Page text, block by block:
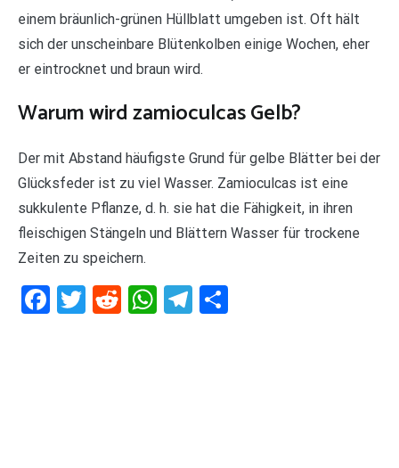
einem bräunlich-grünen Hüllblatt umgeben ist. Oft hält
sich der unscheinbare Blütenkolben einige Wochen, eher
er eintrocknet und braun wird.
Warum wird zamioculcas Gelb?
Der mit Abstand häufigste Grund für gelbe Blätter bei der
Glücksfeder ist zu viel Wasser. Zamioculcas ist eine
sukkulente Pflanze, d. h. sie hat die Fähigkeit, in ihren
fleischigen Stängeln und Blättern Wasser für trockene
Zeiten zu speichern.
Facebook
Twitter
RedditWhatsApp
Telegram